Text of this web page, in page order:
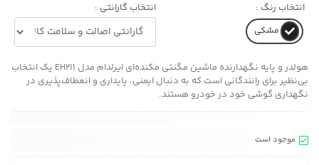
انتخاب رنگ :
مشکی
انتخاب گارانتی :
هولدر و پایه نگهدارنده ماشین مگنتی مکنده‌ای ایرلدام مدل EH211 یک انتخاب
بی‌نظیر برای رانندگانی است که به دنبال ایمنی، پایداری و انعطاف‌پذیری در
نگهداری گوشی خود در خودرو هستند.
موجود است